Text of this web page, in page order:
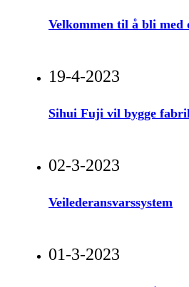
Velkommen til å bli med
19-4-2023
Sihui Fuji vil bygge
02-3-2023
Veilederansvarssystem
01-3-2023